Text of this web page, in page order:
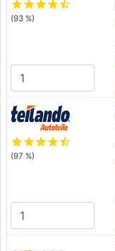
starstarstarstarstar_half
(93 %)
starstarstarstarstar_half
(97 %)